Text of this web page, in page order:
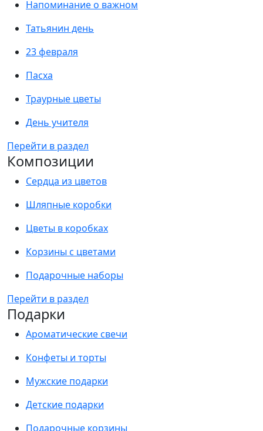
Напоминание о важном
Татьянин день
23 февраля
Пасха
Траурные цветы
День учителя
Перейти в раздел
Композиции
Сердца из цветов
Шляпные коробки
Цветы в коробках
Корзины с цветами
Подарочные наборы
Перейти в раздел
Подарки
Ароматические свечи
Конфеты и торты
Мужские подарки
Детские подарки
Подарочные корзины